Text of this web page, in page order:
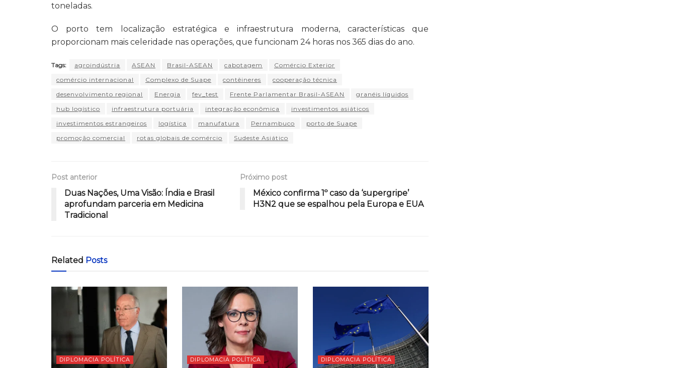
toneladas.
O porto tem localização estratégica e infraestrutura moderna, características que
proporcionam mais celeridade nas operações, que funcionam 24 horas nos 365 dias do ano.
Tags: agroindústria ASEAN Brasil-ASEAN cabotagem
Comércio Exterior
comércio internacional
Complexo de Suape contêineres
cooperação técnica
desenvolvimento regional
Energia fev_test Frente Parlamentar Brasil-ASEAN
granéis líquidos
hub logístico
infraestrutura portuária integração econômica
investimentos asiáticos
investimentos estrangeiros
logística manufatura Pernambuco
porto de Suape
promoção comercial
rotas globais de comércio Sudeste Asiático
Post anterior
Duas Nações, Uma Visão: Índia e Brasil
aprofundam parceria em Medicina
Tradicional
Próximo post
México confirma 1º caso da ‘supergripe’
H3N2 que se espalhou pela Europa e EUA
Related Posts
DIPLOMACIA POLÍTICA DIPLOMACIA POLÍTICA DIPLOMACIA POLÍTICA